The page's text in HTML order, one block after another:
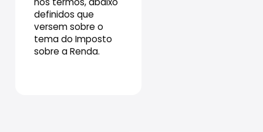
definidos que
versem sobre o
tema do Imposto
sobre a Renda.